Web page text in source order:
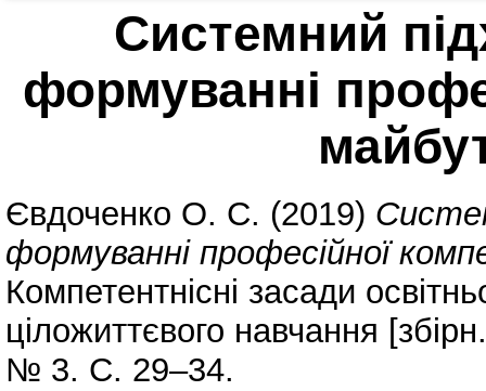
Системний
формуванні
Євдоченко О. С. (2019)
формуванні професійної
Компетентнісні засади
ціложиттєвого навчання
№ 3. С. 29–34.